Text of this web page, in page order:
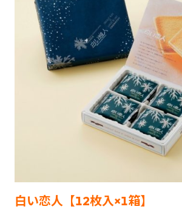
白い恋人【12枚入×1箱】